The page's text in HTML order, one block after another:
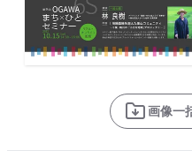
画像一